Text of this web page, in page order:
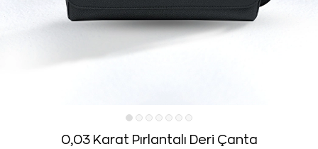
0,03 Karat Pırlantalı Deri Çanta